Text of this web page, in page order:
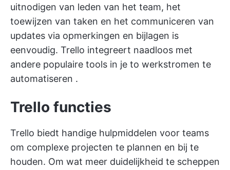
uitnodigen van leden van het team, het
toewijzen van taken en het communiceren van
updates via opmerkingen en bijlagen is
eenvoudig. Trello integreert naadloos met
andere populaire tools in je to werkstromen te
automatiseren .
Trello functies
Trello biedt handige hulpmiddelen voor teams
om complexe projecten te plannen en bij te
houden. Om wat meer duidelijkheid te scheppen